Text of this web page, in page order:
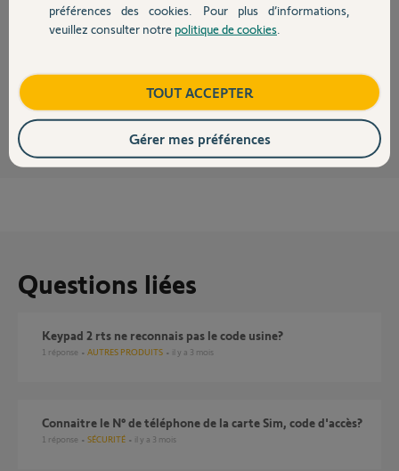
Contact
Bonjour Jean-Marc,
Quel est le code PIN de votre box ?
il y a plus de 3 ans
Questions liées
Keypad 2 rts ne reconnais pas le code usine?
1 réponse AUTRES PRODUITS il y a 3 mois
connaitre le N° de téléphone de la carte Sim, code d'accès?
1 réponse SÉCURITÉ il y a 3 mois
préférences des cookies. Pour plus d’informations,
veuillez consulter notre politique de cookies
TOUT ACCEPTER
Gérer mes préférences